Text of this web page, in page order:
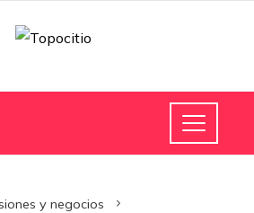
y negocios